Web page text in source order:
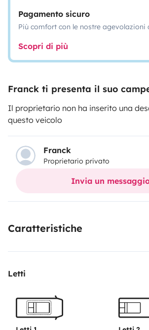
Pagamento sicuro
Più comfort con le nostre agevolazioni
Scopri di più
Franck ti presenta il suo
Il proprietario non ha inserito una
questo veicolo
Franck
Proprietario privato
Invia un
Caratteristiche
Letti